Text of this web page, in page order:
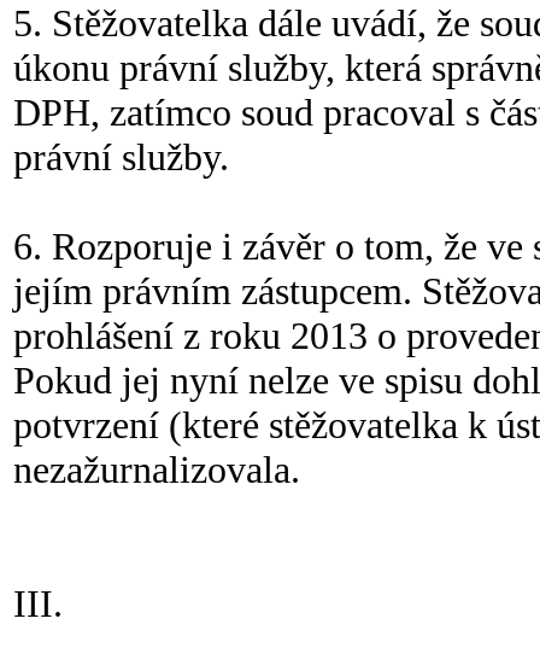
5. Stěžovatelka dále uvádí, že
úkonu právní služby, která
DPH, zatímco soud pracoval s
právní služby.
6. Rozporuje i závěr o tom, že
jejím právním zástupcem.
prohlášení z roku 2013 o
Pokud jej nyní nelze ve spisu
potvrzení (které stěžovatelka k
nezažurnalizovala.
III.